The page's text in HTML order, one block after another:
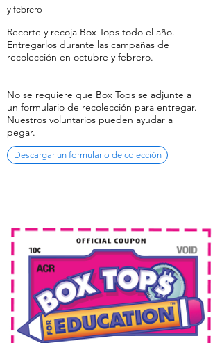
y febrero
Recorte y recoja Box Tops todo el año.
Entregarlos durante las campañas de
recolección en octubre y febrero.
No se requiere que Box Tops se adjunte a
un formulario de recolección para entregar.
Nuestros voluntarios pueden ayudar a
pegar.
Descargar un formulario de colección